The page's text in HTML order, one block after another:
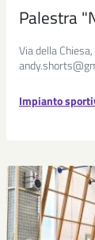
Palestra
Via della
Impianto